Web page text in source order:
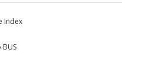
Index
BUS